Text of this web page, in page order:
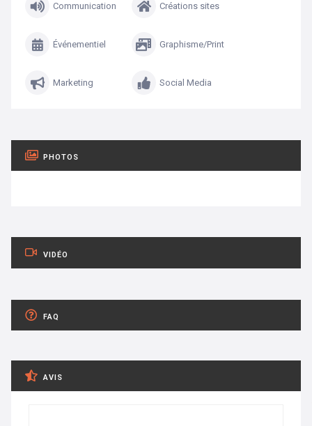
Communication Créations sites
Événementiel Graphisme/Print
Marketing Social Media
PHOTOS
VIDÉO
FAQ
AVIS